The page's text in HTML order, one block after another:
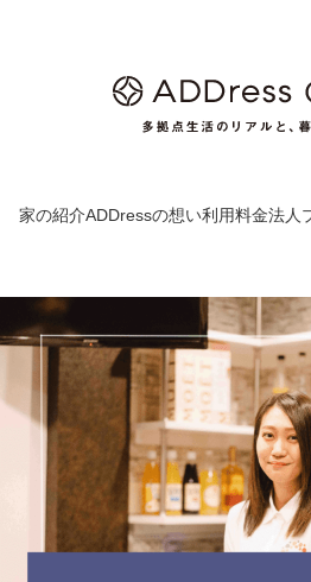
家の紹介ADDressの想い利用料金法人